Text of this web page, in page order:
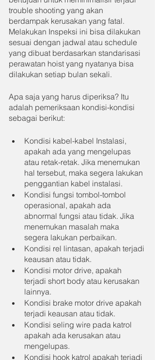
trouble shooting yang akan
berdampak kerusakan yang fatal.
Melakukan Inspeksi ini bisa dilakukan
sesuai dengan jadwal atau schedule
yang dibuat berdasarkan standarisasi
perawatan hoist yang nyatanya bisa
dilakukan setiap bulan sekali.
Apa saja yang harus diperiksa? Itu
adalah pemeriksaan kondisi-kondisi
sebagai berikut:
Kondisi kabel-kabel Instalasi,
apakah ada yang mengelupas
atau retak-retak. Jika menemukan
hal tersebut, maka segera lakukan
penggantian kabel instalasi.
Kondisi fungsi tombol-tombol
operasional, apakah ada
abnormal fungsi atau tidak. Jika
menemukan masalah maka
segera lakukan perbaikan.
Kondisi rel lintasan, apakah terjadi
keausan atau tidak.
Kondisi motor drive, apakah
terjadi short body atau kerusakan
lainnya.
Kondisi brake motor drive apakah
terjadi keausan atau tidak.
Kondisi seling wire pada katrol
apakah ada kerusakan atau
mengelupas.
Kondisi hook katrol apakah terjadi